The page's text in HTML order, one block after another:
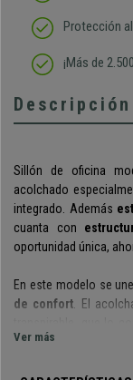
Protección
¡Más de
Descripción
Sillón de oficina
acolchado
integrado. Además
cuanta con
oportunidad única,
En este modelo se
de confort . El
horas en él y sentirte
Ver más